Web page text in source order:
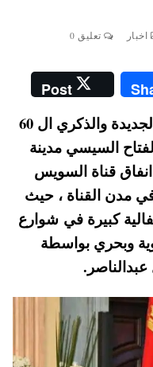
اخبار تعليق 0
Post
في ذكري افتتاح قناة السويس الجديدة والذكري ال 60
السيسي مدينة
قناة السويس
مدن القناة ، حيث
كبيرة في شوارع
وبحري بواسطة